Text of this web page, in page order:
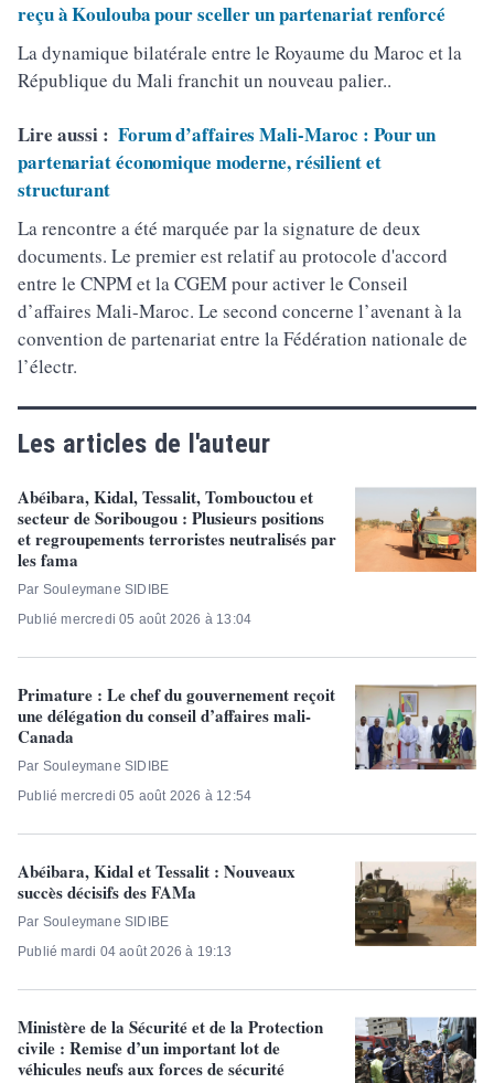
reçu à Koulouba pour sceller un partenariat renforcé
La dynamique bilatérale entre le Royaume du Maroc et la
République du Mali franchit un nouveau palier..
Lire aussi : Forum d’affaires Mali-Maroc : Pour un
partenariat économique moderne, résilient et
structurant
La rencontre a été marquée par la signature de deux
documents. Le premier est relatif au protocole d'accord
entre le CNPM et la CGEM pour activer le Conseil
d’affaires Mali-Maroc. Le second concerne l’avenant à la
convention de partenariat entre la Fédération nationale de
l’électr.
Les articles de l'auteur
Abéibara, Kidal, Tessalit, Tombouctou et
secteur de Soribougou : Plusieurs positions
et regroupements terroristes neutralisés par
les fama
Par Souleymane SIDIBE
Publié mercredi 05 août 2026 à 13:04
Primature : Le chef du gouvernement reçoit
une délégation du conseil d’affaires mali-
Canada
Par Souleymane SIDIBE
Publié mercredi 05 août 2026 à 12:54
Abéibara, Kidal et Tessalit : Nouveaux
succès décisifs des FAMa
Par Souleymane SIDIBE
Publié mardi 04 août 2026 à 19:13
Ministère de la Sécurité et de la Protection
civile : Remise d’un important lot de
véhicules neufs aux forces de sécurité